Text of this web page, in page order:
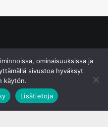
ominaisuuksissa ja
sivustoa hyväksyt
käytön.
Lisätietoja